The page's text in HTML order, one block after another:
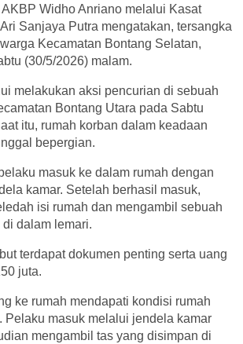
Widho Anriano melalui Kasat
Sanjaya Putra mengatakan, tersangka
Kecamatan Bontang Selatan,
(30/5/2026) malam.
melakukan aksi pencurian di sebuah
Bontang Utara pada Sabtu
itu, rumah korban dalam keadaan
bepergian.
masuk ke dalam rumah dengan
kamar. Setelah berhasil masuk,
isi rumah dan mengambil sebuah
dalam lemari.
terdapat dokumen penting serta uang
juta.
ke rumah mendapati kondisi rumah
Pelaku masuk melalui jendela kamar
mengambil tas yang disimpan di